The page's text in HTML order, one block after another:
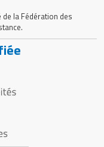
la Fédération des